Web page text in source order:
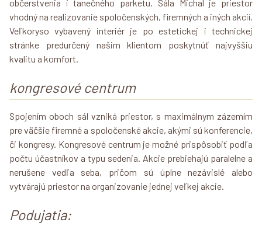
občerstvenia i tanečného parketu. Sála Michal je priestor
vhodný na realizovanie spoločenských, firemných a iných akcií.
Veľkoryso vybavený interiér je po estetickej i technickej
stránke predurčený našim klientom poskytnúť najvyššiu
kvalitu a komfort.
kongresové centrum
Spojením oboch sál vzniká priestor, s maximálnym zázemím
pre väčšie firemné a spoločenské akcie, akými sú konferencie,
či kongresy. Kongresové centrum je možné prispôsobiť podľa
počtu účastníkov a typu sedenia. Akcie prebiehajú paralelne a
nerušene vedľa seba, pričom sú úplne nezávislé alebo
vytvárajú priestor na organizovanie jednej veľkej akcie.
Podujatia: